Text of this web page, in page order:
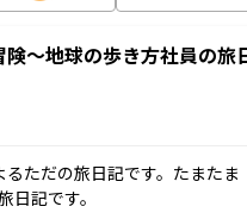
～地球の歩き方社員の旅
ただの旅日記です。たまた
日記です。